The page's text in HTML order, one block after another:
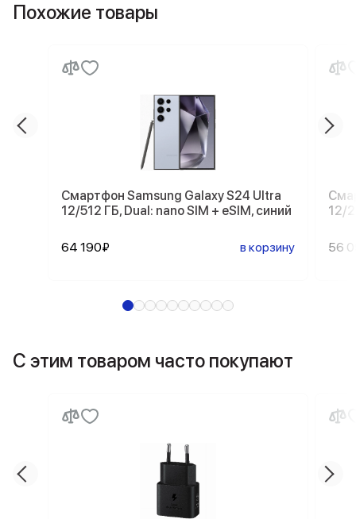
Похожие товары
Смартфон Samsung Galaxy S24 Ultra
12/512 ГБ, Dual: nano SIM + eSIM, синий
64 190₽ в корзину
12/
56
С этим товаром часто покупают